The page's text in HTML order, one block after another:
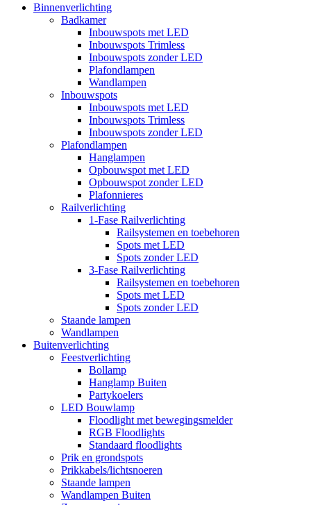
Binnenverlichting
Badkamer
Inbouwspots met LED
Inbouwspots Trimless
Inbouwspots zonder LED
Plafondlampen
Wandlampen
Inbouwspots
Inbouwspots met LED
Inbouwspots Trimless
Inbouwspots zonder LED
Plafondlampen
Hanglampen
Opbouwspot met LED
Opbouwspot zonder LED
Plafonnieres
Railverlichting
1-Fase Railverlichting
Railsystemen en toebehoren
Spots met LED
Spots zonder LED
3-Fase Railverlichting
Railsystemen en toebehoren
Spots met LED
Spots zonder LED
Staande lampen
Wandlampen
Buitenverlichting
Feestverlichting
Bollamp
Hanglamp Buiten
Partykoelers
LED Bouwlamp
Floodlight met bewegingsmelder
RGB Floodlights
Standaard floodlights
Prik en grondspots
Prikkabels/lichtsnoeren
Staande lampen
Wandlampen Buiten